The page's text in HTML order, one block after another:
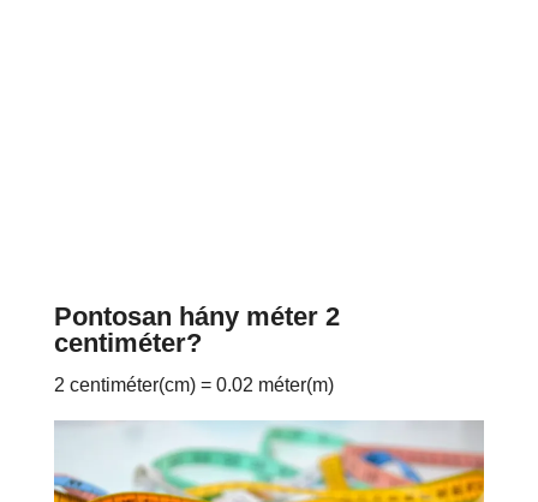
Pontosan hány méter 2
centiméter?
2 centiméter(cm) = 0.02 méter(m)